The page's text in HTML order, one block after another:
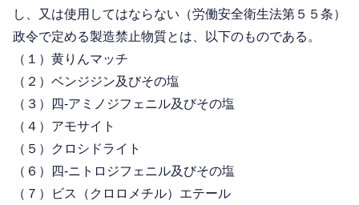
し、又は使用してはならない（労働安全衛生法第５５条）
政令で定める製造禁止物質とは、以下のものである。
（１）黄りんマッチ
（２）ベンジジン及びその塩
（３）四-アミノジフェニル及びその塩
（４）アモサイト
（５）クロシドライト
（６）四-ニトロジフェニル及びその塩
（７）ビス（クロロメチル）エテール